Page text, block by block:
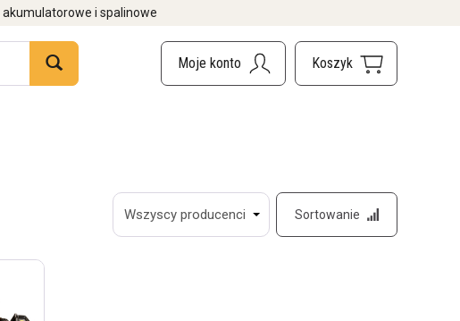
i spalinowe
Sortowanie